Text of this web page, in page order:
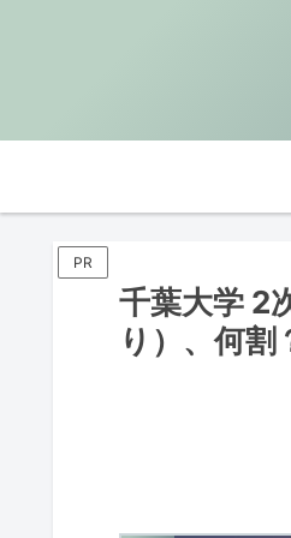
PR
千葉大学 2
り）、何割